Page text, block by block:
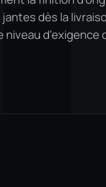
dès la
d'exigence